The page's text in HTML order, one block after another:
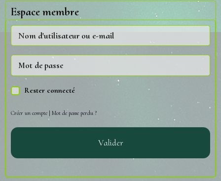
Espace membre
Rester connecté
Créer un compte | Mot de passe perdu ?
Valider